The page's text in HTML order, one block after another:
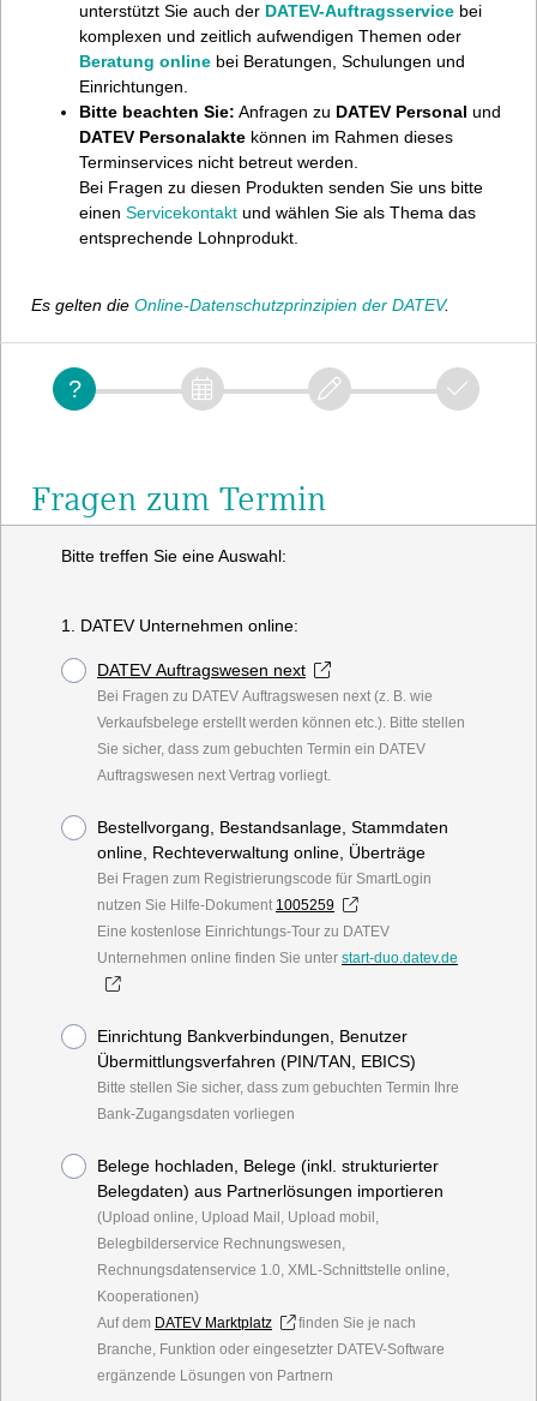
unterstützt Sie auch der DATEV-Auftragsservice bei
komplexen und zeitlich aufwendigen Themen oder
Beratung online bei Beratungen, Schulungen und
Einrichtungen.
Bitte beachten Sie: Anfragen zu DATEV Personal und
DATEV Personalakte können im Rahmen dieses
Terminservices nicht betreut werden.
Bei Fragen zu diesen Produkten senden Sie uns bitte
einen Servicekontakt und wählen Sie als Thema das
entsprechende Lohnprodukt.
Es gelten die Online-Datenschutzprinzipien der DATEV.
Fragen zum Termin
Bitte treffen Sie eine Auswahl:
1. DATEV Unternehmen online:
DATEV Auftragswesen next
Bei Fragen zu DATEV Auftragswesen next (z. B. wie
Verkaufsbelege erstellt werden können etc.). Bitte stellen
Sie sicher, dass zum gebuchten Termin ein DATEV
Auftragswesen next Vertrag vorliegt.
Bestellvorgang, Bestandsanlage, Stammdaten
online, Rechteverwaltung online, Überträge
Bei Fragen zum Registrierungscode für SmartLogin
nutzen Sie Hilfe-Dokument 1005259
Eine kostenlose Einrichtungs-Tour zu DATEV
Unternehmen online finden Sie unter start-duo.datev.de
Einrichtung Bankverbindungen, Benutzer
Übermittlungsverfahren (PIN/TAN, EBICS)
Bitte stellen Sie sicher, dass zum gebuchten Termin Ihre
Bank-Zugangsdaten vorliegen
Belege hochladen, Belege (inkl. strukturierter
Belegdaten) aus Partnerlösungen importieren
(Upload online, Upload Mail, Upload mobil,
Belegbilderservice Rechnungswesen,
Rechnungsdatenservice 1.0, XML-Schnittstelle online,
Kooperationen)
Auf dem DATEV Marktplatz
finden Sie je nach
Branche, Funktion oder eingesetzter DATEV-Software
ergänzende Lösungen von Partnern